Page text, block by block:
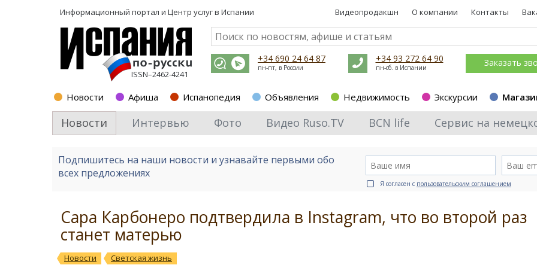
Информационный портал и Центр услуг в Испании Видеопродакшн О компании Контакты
ISSN–2462-4241
+34 690 24 64 87
пн-пт, в России
+34 93 272 64 90
пн-сб. в Испании Заказать
Новости Афиша Испанопедия Объявления Недвижимость Экскурсии
Новости Интервью Фото Видео Ruso.TV BCN life Сервис на
Подпишитесь на наши новости и узнавайте первыми обо
всех предложениях
Я согласен с пользовательским соглашением
Сара Карбонеро подтвердила в Instagram, что во второй раз
станет матерью
Новости Светская жизнь